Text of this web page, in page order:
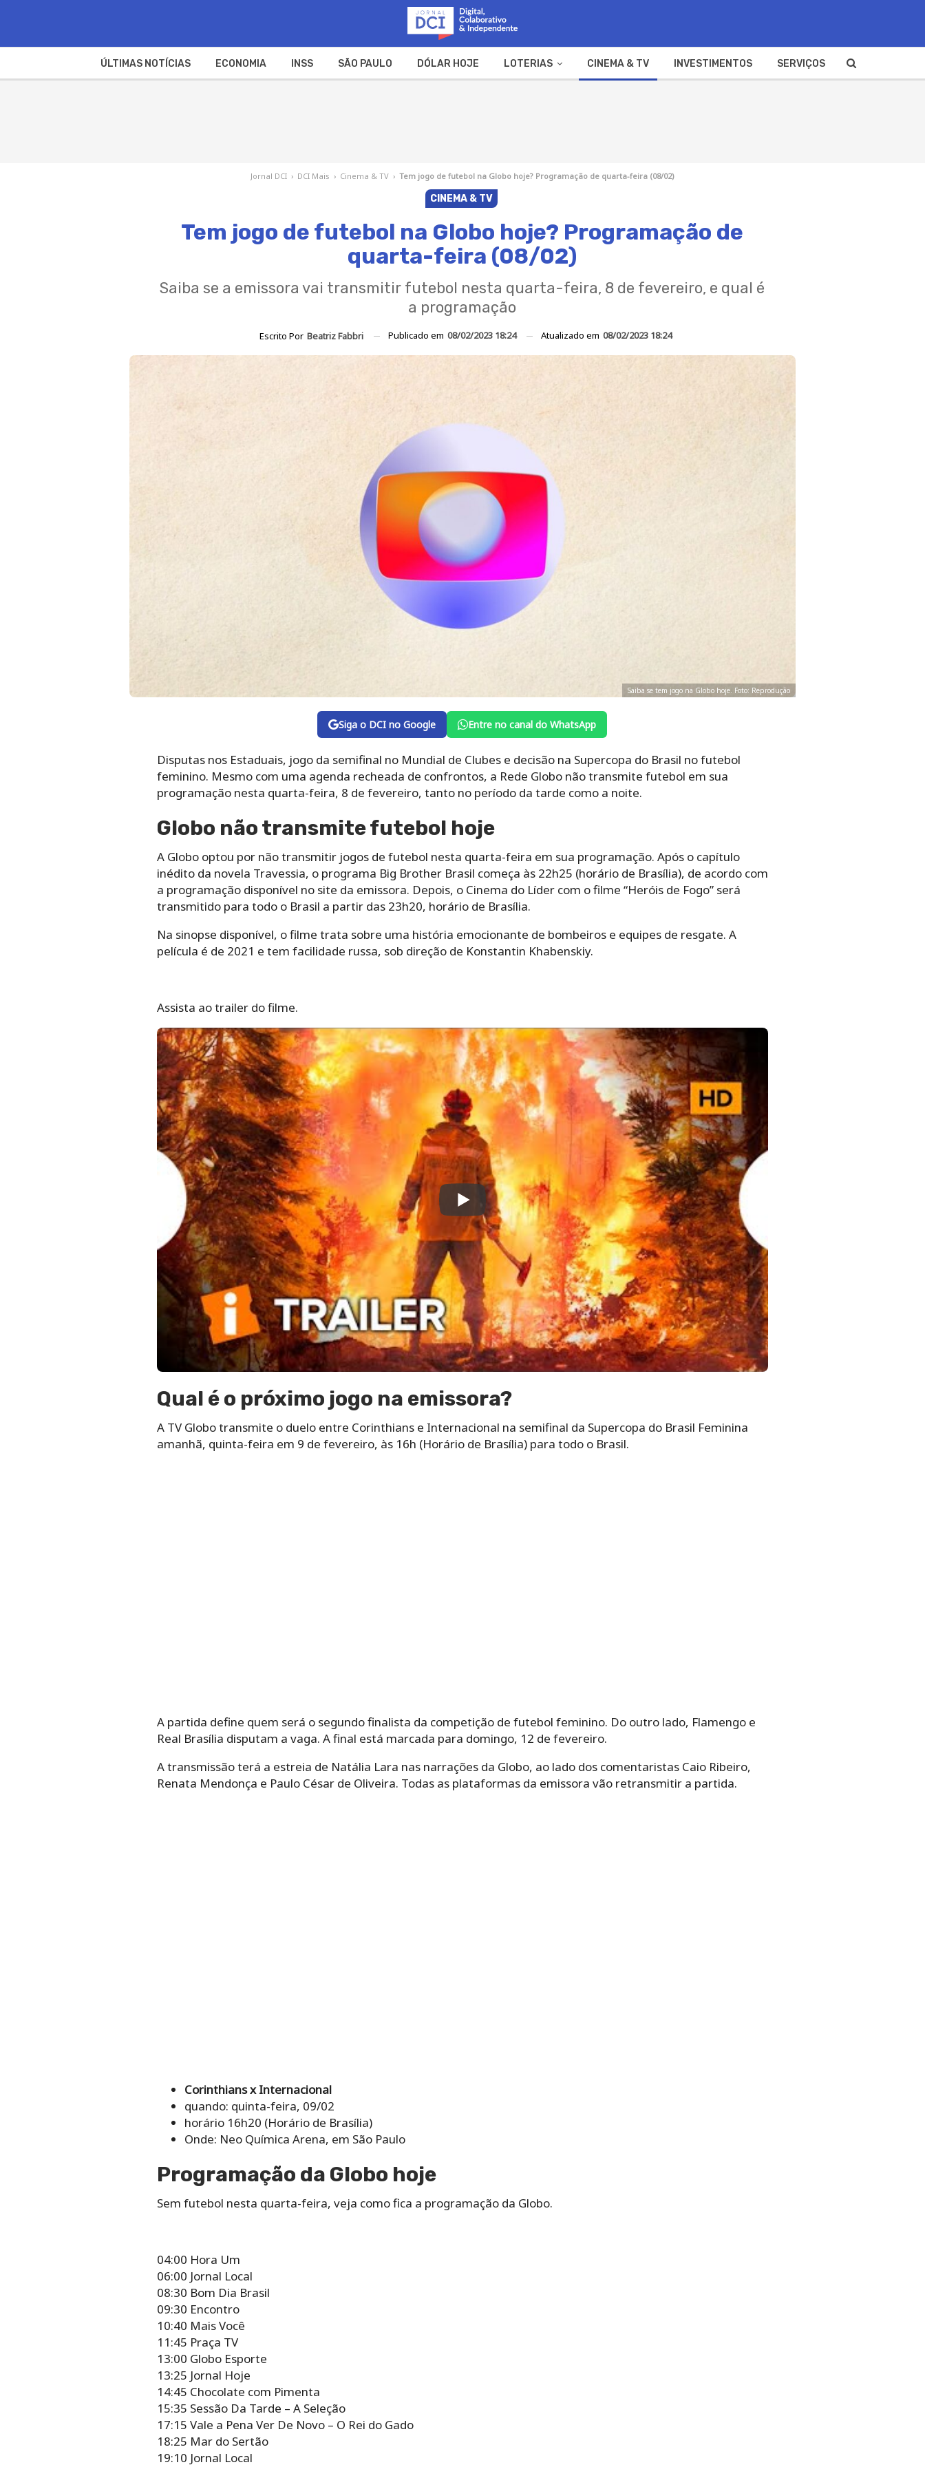
ÚLTIMAS NOTÍCIAS ECONOMIA INSS SÃO PAULO DÓLAR HOJE LOTERIAS CINEMA & TV INVESTIMENTOS SERVIÇOS
Jornal DCI › DCI Mais › Cinema & TV › Tem jogo de futebol na Globo hoje? Programação de quarta-feira (08/02)
CINEMA & TV
Tem jogo de futebol na Globo hoje? Programação de
quarta-feira (08/02)
Saiba se a emissora vai transmitir futebol nesta quarta-feira, 8 de fevereiro, e qual é
a programação
Escrito Por Beatriz Fabbri Publicado em 08/02/2023 18:24 Atualizado em 08/02/2023 18:24
Saiba se tem jogo na Globo hoje. Foto: Reprodução
Siga o DCI no Google Entre no canal do WhatsApp
Disputas nos Estaduais, jogo da semifinal no Mundial de Clubes e decisão na Supercopa do Brasil no futebol
feminino. Mesmo com uma agenda recheada de confrontos, a Rede Globo não transmite futebol em sua
programação nesta quarta-feira, 8 de fevereiro, tanto no período da tarde como a noite.
Globo não transmite futebol hoje
A Globo optou por não transmitir jogos de futebol nesta quarta-feira em sua programação. Após o capítulo
inédito da novela Travessia, o programa Big Brother Brasil começa às 22h25 (horário de Brasília), de acordo com
a programação disponível no site da emissora. Depois, o Cinema do Líder com o filme “Heróis de Fogo” será
transmitido para todo o Brasil a partir das 23h20, horário de Brasília.
Na sinopse disponível, o filme trata sobre uma história emocionante de bombeiros e equipes de resgate. A
película é de 2021 e tem facilidade russa, sob direção de Konstantin Khabenskiy.
Assista ao trailer do filme.
Qual é o próximo jogo na emissora?
A TV Globo transmite o duelo entre Corinthians e Internacional na semifinal da Supercopa do Brasil Feminina
amanhã, quinta-feira em 9 de fevereiro, às 16h (Horário de Brasília) para todo o Brasil.
A partida define quem será o segundo finalista da competição de futebol feminino. Do outro lado, Flamengo e
Real Brasília disputam a vaga. A final está marcada para domingo, 12 de fevereiro.
A transmissão terá a estreia de Natália Lara nas narrações da Globo, ao lado dos comentaristas Caio Ribeiro,
Renata Mendonça e Paulo César de Oliveira. Todas as plataformas da emissora vão retransmitir a partida.
Corinthians x Internacional
quando: quinta-feira, 09/02
horário 16h20 (Horário de Brasília)
Onde: Neo Química Arena, em São Paulo
Programação da Globo hoje
Sem futebol nesta quarta-feira, veja como fica a programação da Globo.
04:00 Hora Um
06:00 Jornal Local
08:30 Bom Dia Brasil
09:30 Encontro
10:40 Mais Você
11:45 Praça TV
13:00 Globo Esporte
13:25 Jornal Hoje
14:45 Chocolate com Pimenta
15:35 Sessão Da Tarde – A Seleção
17:15 Vale a Pena Ver De Novo – O Rei do Gado
18:25 Mar do Sertão
19:10 Jornal Local